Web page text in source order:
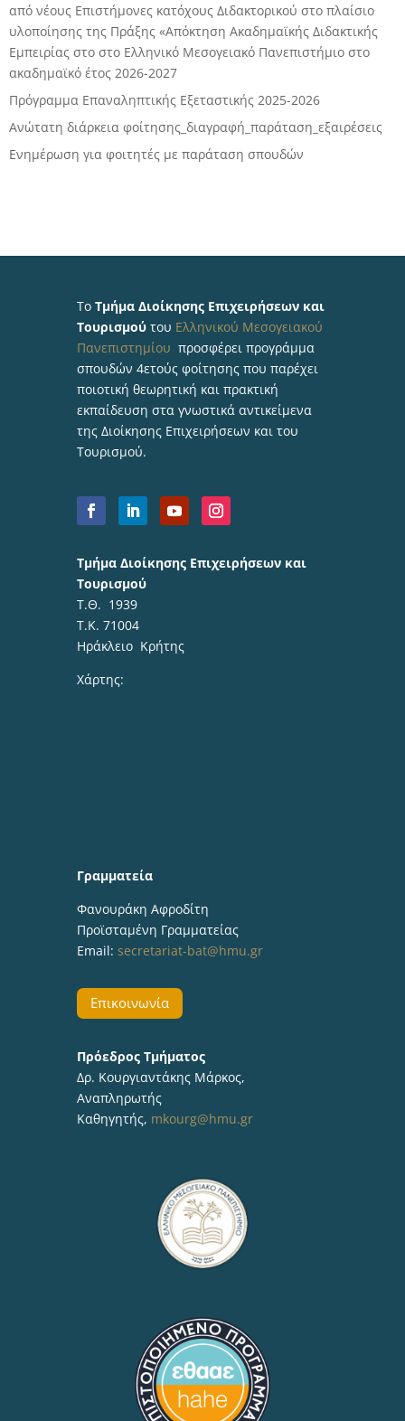
από νέους Επιστήμονες κατόχους Διδακτορικού στο πλαίσιο
υλοποίησης της Πράξης «Απόκτηση Ακαδημαϊκής Διδακτικής
Εμπειρίας στο στο Ελληνικό Μεσογειακό Πανεπιστήμιο στο
ακαδημαϊκό έτος 2026-2027
Πρόγραμμα Επαναληπτικής Εξεταστικής 2025-2026
Ανώτατη διάρκεια φοίτησης_διαγραφή_παράταση_εξαιρέσεις
Ενημέρωση για φοιτητές με παράταση σπουδών
Το Τμήμα Διοίκησης Επιχειρήσεων και
Τουρισμού του Ελληνικού Μεσογειακού
Πανεπιστημίου προσφέρει προγράμμα
σπουδών 4ετούς φοίτησης που παρέχει
ποιοτική θεωρητική και πρακτική
εκπαίδευση στα γνωστικά αντικείμενα
της Διοίκησης Επιχειρήσεων και του
Τουρισμού.
Τμήμα Διοίκησης Επιχειρήσεων και
Τουρισμού
Τ.Θ. 1939
Τ.Κ. 71004
Ηράκλειο Κρήτης
Χάρτης:
Γραμματεία
Φανουράκη Αφροδίτη
Προϊσταμένη Γραμματείας
Email: secretariat-bat@hmu.gr
Επικοινωνία
Πρόεδρος Τμήματος
Δρ. Κουργιαντάκης Μάρκος,
Αναπληρωτής
Καθηγητής, mkourg@hmu.gr